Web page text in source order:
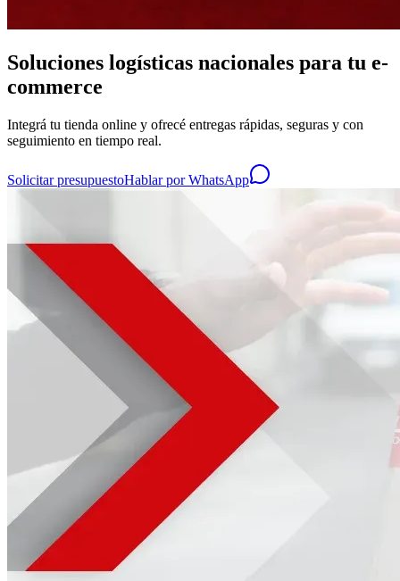
Soluciones logísticas nacionales para tu e-
commerce
Integrá tu tienda online y ofrecé entregas rápidas, seguras y con
seguimiento en tiempo real.
Solicitar presupuestoHablar por WhatsApp